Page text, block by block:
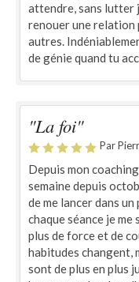
attendre, sans lutter
renouer une relation
autres.
de génie quand tu
"La foi"
Par
Depuis mon
semaine depuis
de me lancer dans
chaque séance je
plus de force et de
habitudes changent,
sont de plus en plus